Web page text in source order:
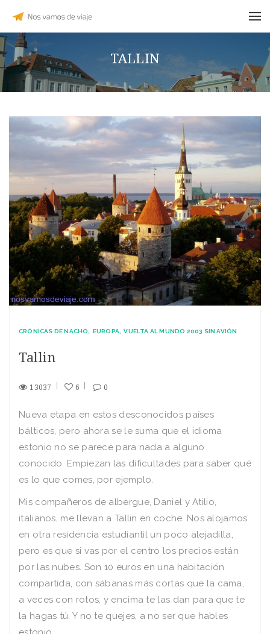
TALLIN
CRÓNICAS DE NACHO EUROPA VUELTA AL MUNDO 2003 SIN AVIÓN
Tallin
13037 6 0
Nueva etapa en estos desconocidos paí­ses
bálticos, pero ahora se le suma que el idioma
estonio no se parece para nada a alguno
conocido. Empiezan las dificultades para saber qué
es lo que comes, por ejemplo.
Mis compañeros de albergue, Daniel y Atilio,
italianos, me llevan a Tallin en coche. Nos alojamos
en otra residencia estudiantil un poco alejadilla,
pero es que si vas por el centro los precios están
por las nubes. Son 10 euros en una habitación
compartida, con sábanas más cortas que la cama,
a veces con rotos, y encima te las dan para que te
la hagas tú. Y no te quejes, a no ser que hables